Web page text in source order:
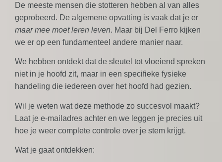
De meeste mensen die stotteren hebben al van alles
geprobeerd. De algemene opvatting is vaak dat je er
maar mee moet leren leven. Maar bij Del Ferro kijken
we er op een fundamenteel andere manier naar.
We hebben ontdekt dat de sleutel tot vloeiend spreken
niet in je hoofd zit, maar in een specifieke fysieke
handeling die iedereen over het hoofd had gezien.
Wil je weten wat deze methode zo succesvol maakt?
Laat je e-mailadres achter en we leggen je precies uit
hoe je weer complete controle over je stem krijgt.
Wat je gaat ontdekken: